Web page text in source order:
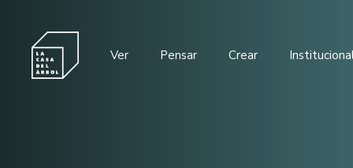
Ver Pensar Crear